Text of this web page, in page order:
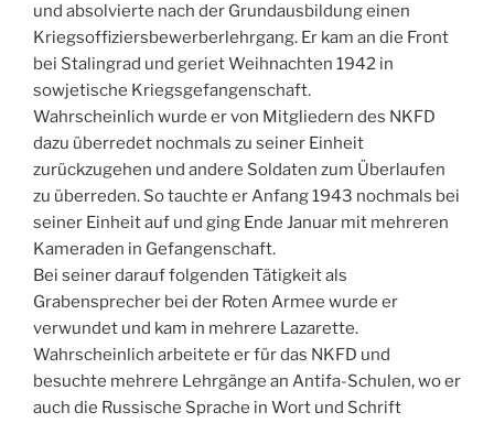
und absolvierte nach der Grundausbildung einen
Kriegsoffiziersbewerberlehrgang. Er kam an die Front
bei Stalingrad und geriet Weihnachten 1942 in
sowjetische Kriegsgefangenschaft.
Wahrscheinlich wurde er von Mitgliedern des NKFD
dazu überredet nochmals zu seiner Einheit
zurückzugehen und andere Soldaten zum Überlaufen
zu überreden. So tauchte er Anfang 1943 nochmals bei
seiner Einheit auf und ging Ende Januar mit mehreren
Kameraden in Gefangenschaft.
Bei seiner darauf folgenden Tätigkeit als
Grabensprecher bei der Roten Armee wurde er
verwundet und kam in mehrere Lazarette.
Wahrscheinlich arbeitete er für das NKFD und
besuchte mehrere Lehrgänge an Antifa-Schulen, wo er
auch die Russische Sprache in Wort und Schrift